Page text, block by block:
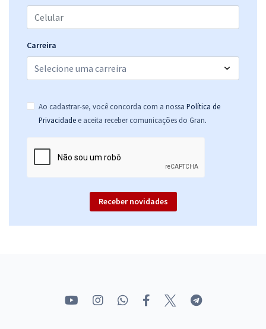
Carreira
Ao cadastrar-se, você concorda com a nossa Política de
Privacidade e aceita receber comunicações do Gran.
Receber novidades